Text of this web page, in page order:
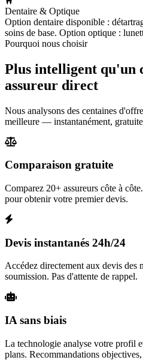
Dentaire & Optique
Option dentaire disponible :
soins de base. Option optique :
Pourquoi nous choisir
Plus intelligent qu'un
assureur direct
Nous analysons des centaines
meilleure — instantanément,
Comparaison gratuite
Comparez 20+ assureurs côte à
pour obtenir votre premier devis.
Devis instantanés 24h/24
Accédez directement aux devis des
soumission. Pas d'attente de rappel.
IA sans biais
La technologie analyse votre profil
plans. Recommandations